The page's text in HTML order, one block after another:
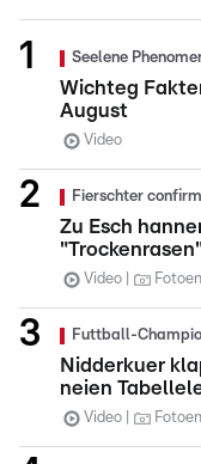
Seelene
Wichteg
August
Video
Fierschter
Zu Esch
Video Fotoen
Futtball-
Nidderkuer
neien
Video Fotoen